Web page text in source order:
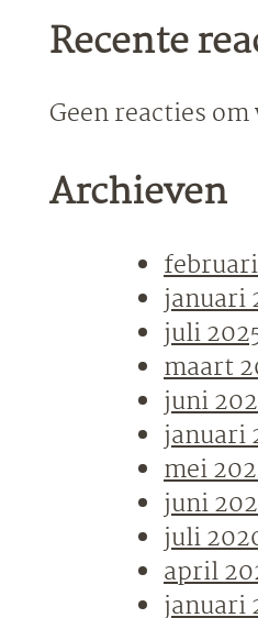
Recente
Geen reacties
Archieven
januari
juli
maart
juni
januari
mei
juni
juli
april
januari